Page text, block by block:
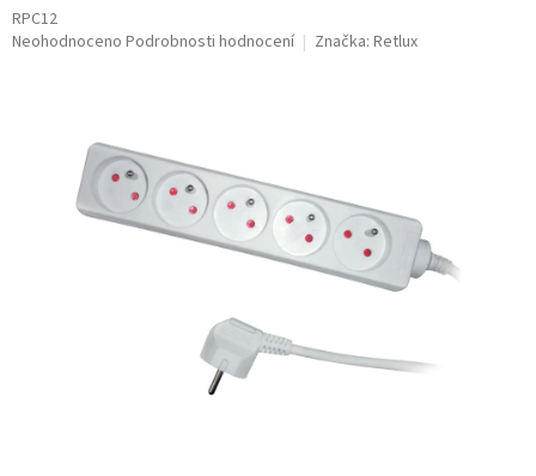
RPC12
Průměrné
hvězdiček.
Neohodnoceno Podrobnosti hodnocení Značka: Retlux